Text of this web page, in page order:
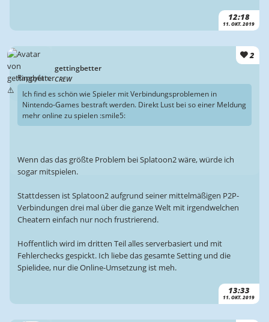
12:18
11. OKT. 2019
gettingbetter
CREW
2
13:33
11. OKT. 2019
Rappyfan:
Ich find es schön wie Spieler mit Verbindungsproblemen in
Nintendo-Games bestraft werden. Direkt Lust bei so einer Meldung
mehr online zu spielen :smile5:
Wenn das das größte Problem bei Splatoon2 wäre, würde ich
sogar mitspielen.
Stattdessen ist Splatoon2 aufgrund seiner mittelmäßigen P2P-
Verbindungen drei mal über die ganze Welt mit irgendwelchen
Cheatern einfach nur noch frustrierend.
Hoffentlich wird im dritten Teil alles serverbasiert und mit
Fehlerchecks gespickt. Ich liebe das gesamte Setting und die
Spielidee, nur die Online-Umsetzung ist meh.